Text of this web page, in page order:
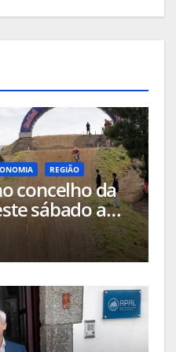
REGIÃO
concelho da
sábado a
Nacional